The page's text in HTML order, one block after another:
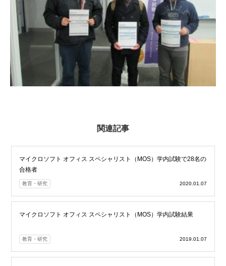
関連記事
マイクロソフト オフィス スペシャリスト（MOS）学内試験で28名の
合格者
教育・研究 2020.01.07
マイクロソフト オフィス スペシャリスト（MOS）学内試験結果
教育・研究 2019.01.07